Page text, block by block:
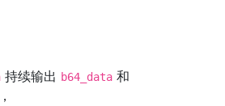
持续输出 b64_data 和